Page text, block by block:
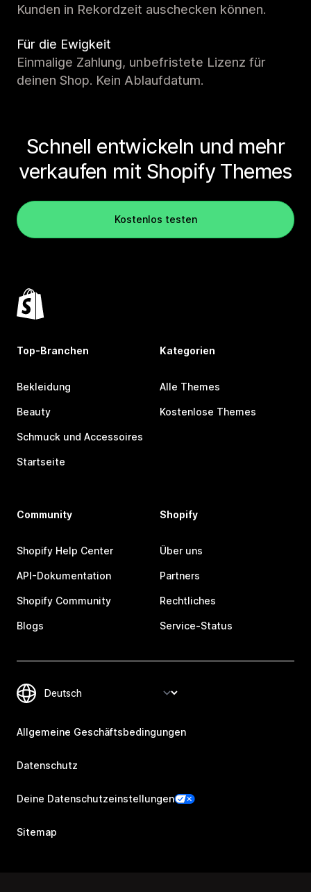
Kunden in Rekordzeit auschecken können.
Für die Ewigkeit
Einmalige Zahlung, unbefristete Lizenz für
deinen Shop. Kein Ablaufdatum.
Schnell entwickeln und mehr
verkaufen mit Shopify Themes
Kostenlos testen
Top-Branchen
Bekleidung
Beauty
Schmuck und Accessoires
Startseite
Kategorien
Alle Themes
Kostenlose Themes
Community
Shopify Help Center
API-Dokumentation
Shopify Community
Blogs
Shopify
Über uns
Partners
Rechtliches
Service-Status
Allgemeine Geschäftsbedingungen
Datenschutz
Deine Datenschutzeinstellungen
Sitemap